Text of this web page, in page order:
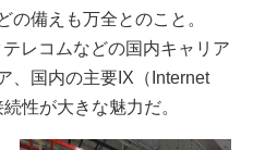
の備えも万全とのこと。
レコムなどの国内キャリア
、国内の主要IX（Internet
性が大きな魅力だ。